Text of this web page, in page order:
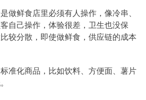
做鲜食店里必须有人操作，像冷串、
自己操作，体验很差，卫生也没保
较分散，即使做鲜食，供应链的成本
准化商品，比如饮料、方便面、薯片